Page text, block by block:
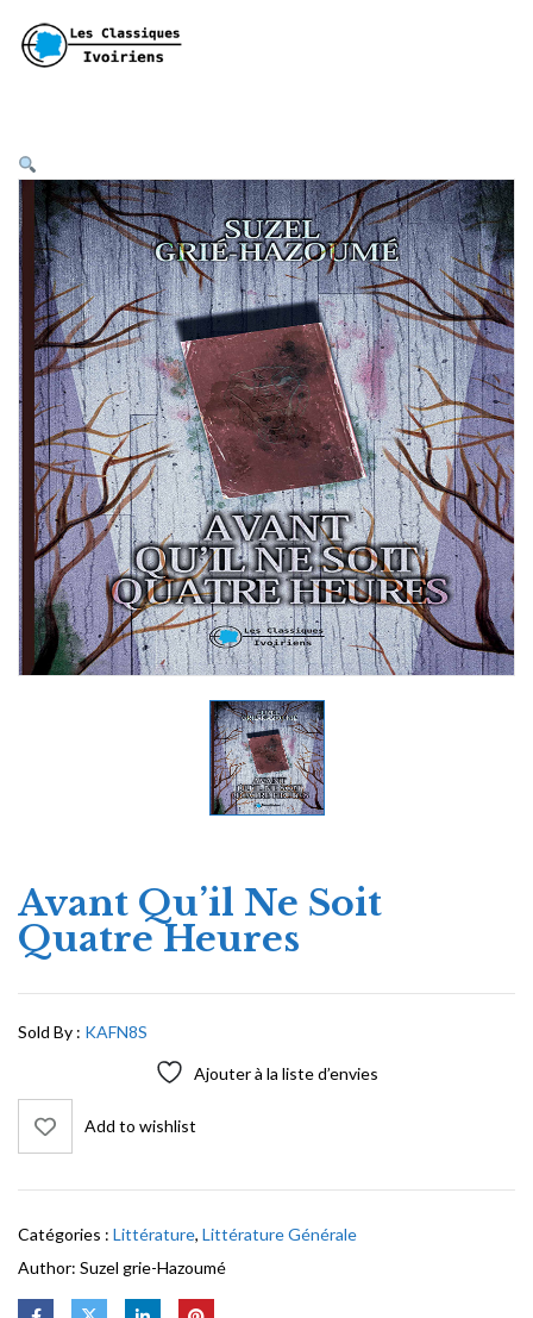
Avant Qu’il Ne Soit
Quatre Heures
Sold By : KAFN8S
Ajouter à la liste d’envies
Add to wishlist
Catégories : Littérature, Littérature Générale
Author: Suzel grie-Hazoumé